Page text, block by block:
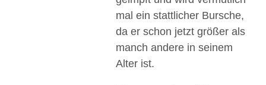
mal ein stattlicher Bursche,
da er schon jetzt größer als
manch andere in seinem
Alter ist.